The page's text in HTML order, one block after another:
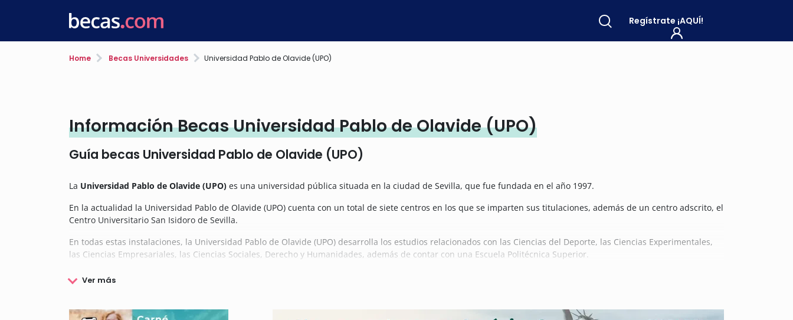
Regístrate ¡AQUÍ!
Home Becas Universidades Universidad Pablo de Olavide (UPO)
Información Becas Universidad Pablo de Olavide (UPO)
Guía becas Universidad Pablo de Olavide (UPO)
La Universidad Pablo de Olavide (UPO) es una universidad pública situada en la ciudad de Sevilla, que fue fundada en el año 1997.
En la actualidad la Universidad Pablo de Olavide (UPO) cuenta con un total de siete centros en los que se imparten sus titulaciones, además de un centro adscrito, el
Centro Universitario San Isidoro de Sevilla.
En todas estas instalaciones, la Universidad Pablo de Olavide (UPO) desarrolla los estudios relacionados con las Ciencias del Deporte, las Ciencias Experimentales,
las Ciencias Empresariales, las Ciencias Sociales, Derecho y Humanidades, además de contar con una Escuela Politécnica Superior.
Esta universidad ofrece por tanto, una gran variedad de estudios de Grado y Postgrado, Máster y Doctorado, además de ofrecer Formación Permanente, Cursos de
Además de todo ello, la Universidad Pablo de Olavide (UPO) convoca un gran número de becas y ayudas propias y en colaboración con otras instituciones destinadas